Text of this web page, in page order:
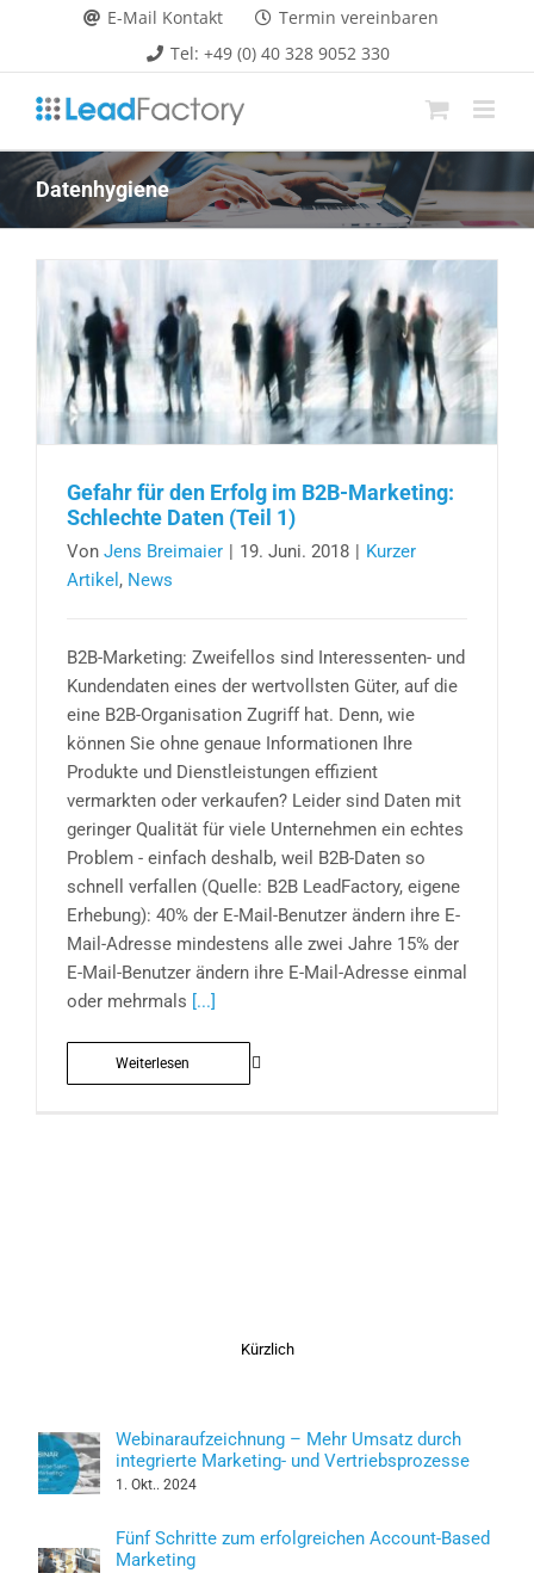
springen
E-Mail Kontakt
Termin vereinbaren
Tel: +49 (0) 40 328 9052 330
Datenhygiene
Gefahr für den Erfolg im B2B-Marketing:
Schlechte Daten (Teil 1)
Von Jens Breimaier 19. Juni. 2018
Kurzer
Artikel , News
B2B-Marketing: Zweifellos sind Interessenten- und
Kundendaten eines der wertvollsten Güter, auf die
eine B2B-Organisation Zugriff hat. Denn, wie
können Sie ohne genaue Informationen Ihre
Produkte und Dienstleistungen effizient
vermarkten oder verkaufen? Leider sind Daten mit
geringer Qualität für viele Unternehmen ein echtes
Problem - einfach deshalb, weil B2B-Daten so
schnell verfallen (Quelle: B2B LeadFactory, eigene
Erhebung): 40% der E-Mail-Benutzer ändern ihre E-
Mail-Adresse mindestens alle zwei Jahre 15% der
E-Mail-Benutzer ändern ihre E-Mail-Adresse einmal
oder mehrmals [...]
Weiterlesen
Kürzlich
Webinaraufzeichnung – Mehr Umsatz durch
integrierte Marketing- und Vertriebsprozesse
1. Okt.. 2024
Fünf Schritte zum erfolgreichen Account-Based
Marketing